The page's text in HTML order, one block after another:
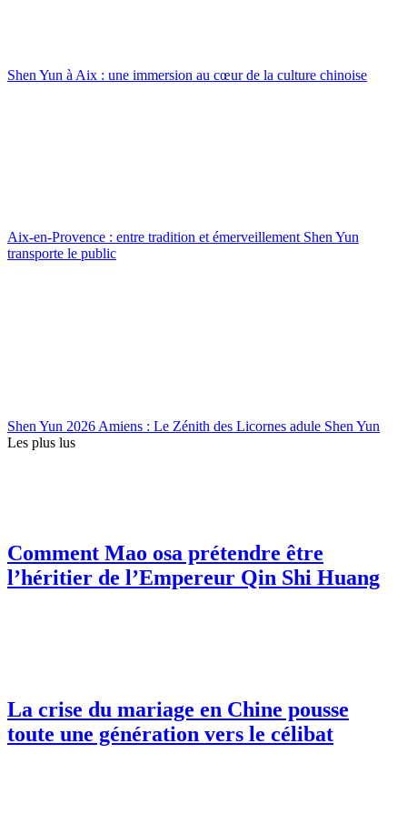
Shen Yun à Aix : une immersion au cœur de la culture chinoise
Aix-en-Provence : entre tradition et émerveillement Shen Yun
transporte le public
Shen Yun 2026 Amiens : Le Zénith des Licornes adule Shen Yun
Les plus lus
Comment Mao osa prétendre être
l’héritier de l’Empereur Qin Shi Huang
La crise du mariage en Chine pousse
toute une génération vers le célibat